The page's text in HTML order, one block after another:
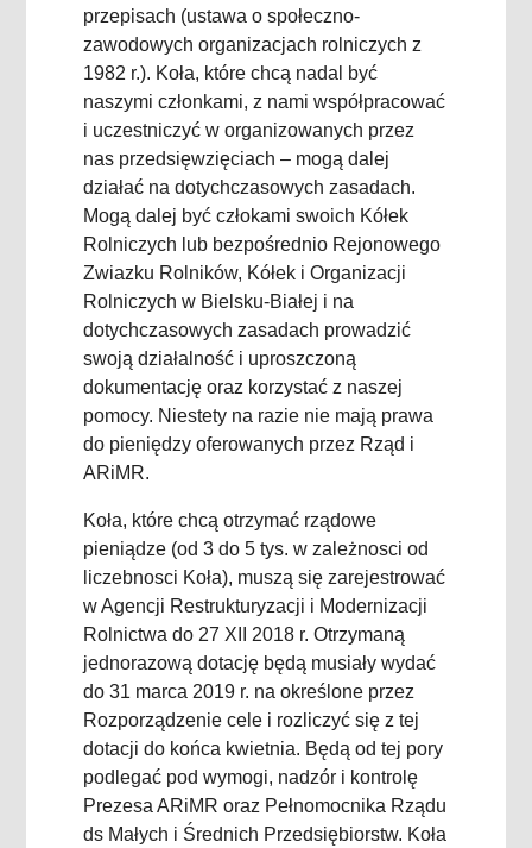
przepisach (ustawa o społeczno-
zawodowych organizacjach rolniczych z
1982 r.). Koła, które chcą nadal być
naszymi członkami, z nami współpracować
i uczestniczyć w organizowanych przez
nas przedsięwzięciach – mogą dalej
działać na dotychczasowych zasadach.
Mogą dalej być człokami swoich Kółek
Rolniczych lub bezpośrednio Rejonowego
Zwiazku Rolników, Kółek i Organizacji
Rolniczych w Bielsku-Białej i na
dotychczasowych zasadach prowadzić
swoją działalność i uproszczoną
dokumentację oraz korzystać z naszej
pomocy. Niestety na razie nie mają prawa
do pieniędzy oferowanych przez Rząd i
ARiMR.
Koła, które chcą otrzymać rządowe
pieniądze (od 3 do 5 tys. w zależnosci od
liczebnosci Koła), muszą się zarejestrować
w Agencji Restrukturyzacji i Modernizacji
Rolnictwa do 27 XII 2018 r. Otrzymaną
jednorazową dotację będą musiały wydać
do 31 marca 2019 r. na określone przez
Rozporządzenie cele i rozliczyć się z tej
dotacji do końca kwietnia. Będą od tej pory
podlegać pod wymogi, nadzór i kontrolę
Prezesa ARiMR oraz Pełnomocnika Rządu
ds Małych i Średnich Przedsiębiorstw. Koła